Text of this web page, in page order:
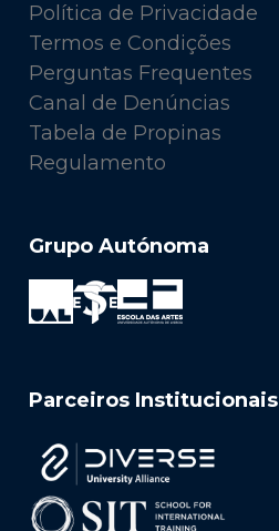
Política de Privacidade
Termos e Condições
Perguntas Frequentes
Canal de Denúncias
Tabela de Propinas
Regulamento
Grupo Autónoma
Parceiros Institucionais